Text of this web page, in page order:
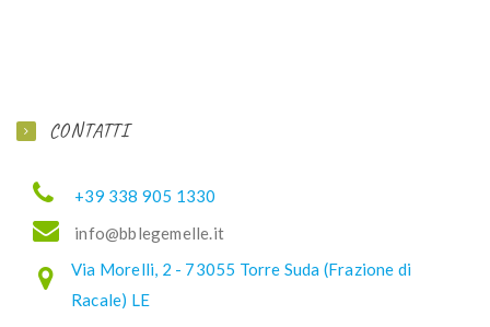
CONTATTI
+39 338 905 1330
ti.el
lemeg
elbb@
ofni
Via Morelli, 2 - 73055 Torre Suda (Frazione di
Racale) LE